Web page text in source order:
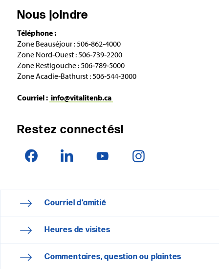
Nous joindre
Téléphone :
Zone Beauséjour : 506‑862‑4000
Zone Nord‑Ouest : 506‑739‑2200
Zone Restigouche : 506‑789‑5000
Zone Acadie‑Bathurst : 506‑544‑3000
Courriel : info@vitalitenb.ca
Restez connectés!
Courriel d’amitié
Heures de visites
Commentaires, question ou plaintes